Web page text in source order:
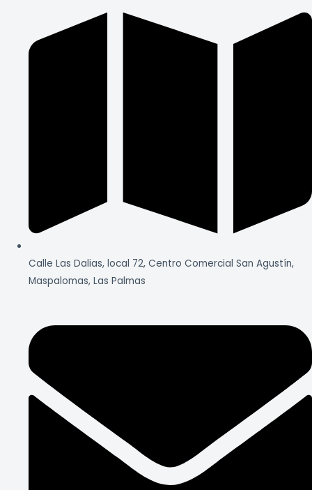
Calle Las Dalias, local 72, Centro Comercial San Agustín,
Maspalomas, Las Palmas